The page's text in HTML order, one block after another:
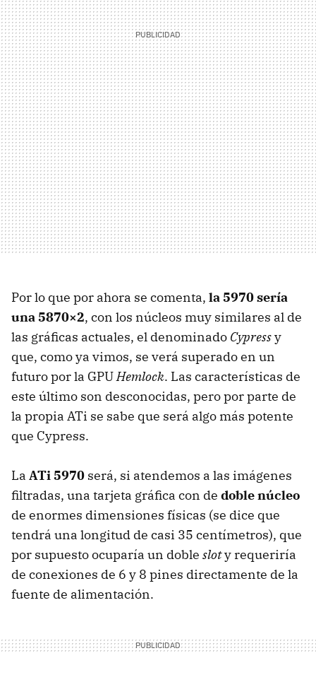
Por lo que por ahora se comenta, la 5970 sería
una 5870×2, con los núcleos muy similares al de
las gráficas actuales, el denominado Cypressy
que, como ya vimos, se verá superado en un
futuro por la GPUHemlock. Las características de
este último son desconocidas, pero por parte de
la propia ATi se sabe que será algo más potente
que Cypress.
La ATi 5970 será, si atendemos a las imágenes
filtradas, una tarjeta gráfica con de doble núcleo
de enormes dimensiones físicas (se dice que
tendrá una longitud de casi 35 centímetros), que
por supuesto ocuparía un doble sloty requeriría
de conexiones de 6 y 8 pines directamente de la
fuente de alimentación.